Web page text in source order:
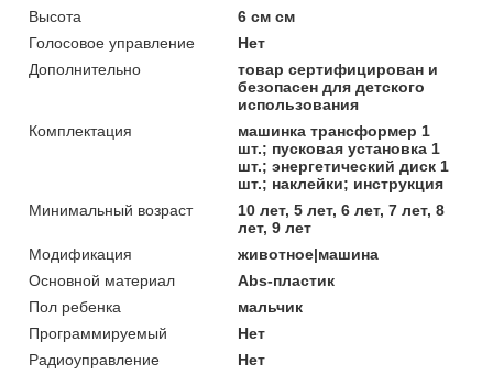
Высота
6 см см
Голосовое управление
Нет
Дополнительно
товар сертифицирован и
безопасен для детского
использования
Комплектация
машинка трансформер 1
шт.; пусковая установка 1
шт.; энергетический диск 1
шт.; наклейки; инструкция
Минимальный возраст
10 лет, 5 лет, 6 лет, 7 лет, 8
лет, 9 лет
Модификация
животное|машина
Основной материал
Abs-пластик
Пол ребенка
мальчик
Программируемый
Нет
Радиоуправление
Нет